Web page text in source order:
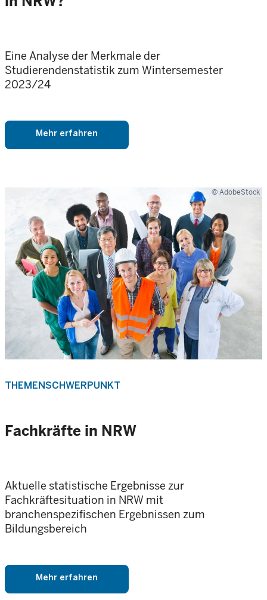
Eine Analyse der Merkmale der
Studierendenstatistik zum Wintersemester
2023/24
Mehr erfahren
© AdobeStock
THEMENSCHWERPUNKT
Fachkräfte in NRW
Aktuelle statistische Ergebnisse zur
Fachkräftesituation in NRW mit
branchenspezifischen Ergebnissen zum
Bildungsbereich
Mehr erfahren